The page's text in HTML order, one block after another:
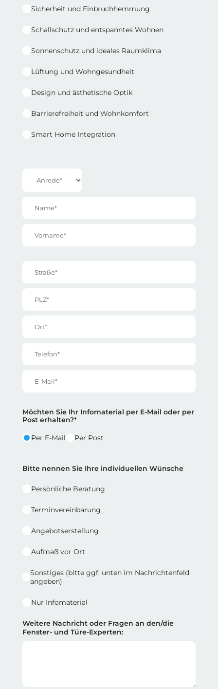
Sicherheit und Einbruchhemmung
Schallschutz und entspanntes Wohnen
Sonnenschutz und ideales Raumklima
Lüftung und Wohngesundheit
Design und ästhetische Optik
Barrierefreiheit und Wohnkomfort
Smart Home Integration
Reihe 2
Reihe 2 | Spalte 1
Möchten Sie Ihr Infomaterial per E-Mail oder per
Post erhalten?*
Per E-Mail Per Post
Reihe 2 | Spalte 2
Bitte nennen Sie Ihre individuellen Wünsche
Persönliche Beratung
Terminvereinbarung
Angebotserstellung
Aufmaß vor Ort
Sonstiges (bitte ggf. unten im Nachrichtenfeld
angeben)
Nur Infomaterial
Weitere Nachricht oder Fragen an den/die
Fenster- und Türe-Experten: